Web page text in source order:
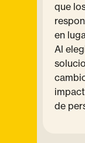
que
en
Al
de